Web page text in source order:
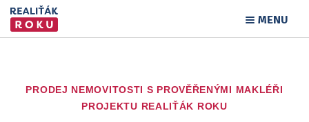
MENU
PRODEJ NEMOVITOSTI S PROVĚŘENÝMI MAKLÉŘI
PROJEKTU REALIŤÁK ROKU